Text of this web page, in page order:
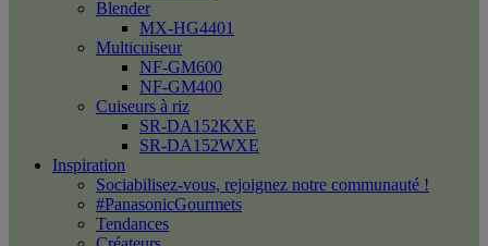
Blender
MX-HG4401
Multicuiseur
NF-GM600
NF-GM400
Cuiseurs à riz
SR-DA152KXE
SR-DA152WXE
Inspiration
Sociabilisez-vous, rejoignez notre communauté !
#PanasonicGourmets
Tendances